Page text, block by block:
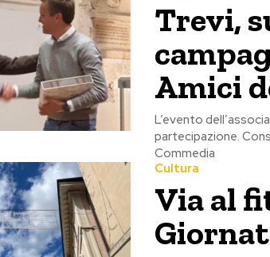
Trevi,
Amici
L’evento
partecipazione.
Commedia
Cultura
Via al